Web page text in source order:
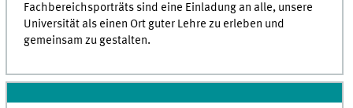
Fachbereichsporträts sind eine Einladung an alle, unsere
Universität als einen Ort guter Lehre zu erleben und
gemeinsam zu gestalten.